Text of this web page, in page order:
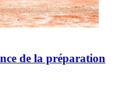
de la préparation